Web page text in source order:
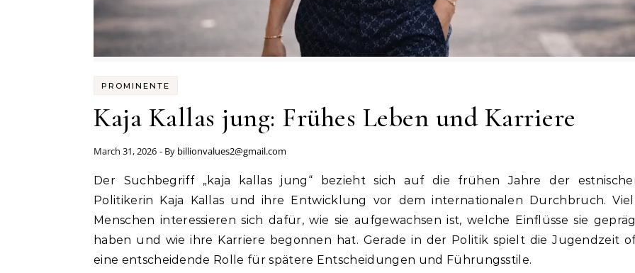
PROMINENTE
Kaja Kallas jung: Frühes Leben und Karriere
March 31, 2026 - By billionvalues2@gmail.com
Der Suchbegriff „kaja kallas jung“ bezieht sich auf die frühen Jahre der estnischen
Politikerin Kaja Kallas und ihre Entwicklung vor dem internationalen Durchbruch.
Menschen interessieren sich dafür, wie sie aufgewachsen ist, welche Einflüsse sie
haben und wie ihre Karriere begonnen hat. Gerade in der Politik spielt die Jugendzeit
eine entscheidende Rolle für spätere Entscheidungen und Führungsstile.